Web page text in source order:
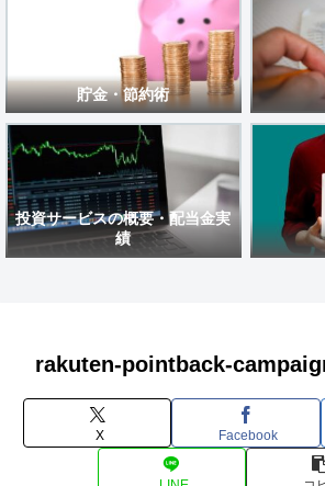
貯金・節約術
投資サービスの概要・配当金実
績
rakuten-pointback-
X Facebook